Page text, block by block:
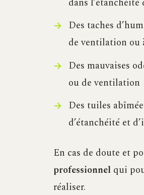
Des taches
de ventilation ou
Des mauvaises
ou de ventilation
Des tuiles
d’étanchéité et
En cas de doute et
professionnel qui
réaliser.